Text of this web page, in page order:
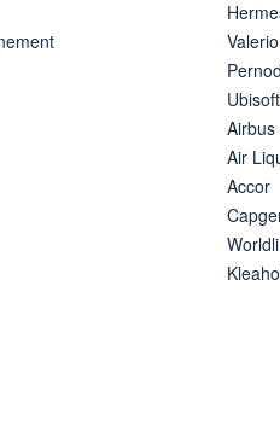
Ubisoft
Airbus
Air
Accor